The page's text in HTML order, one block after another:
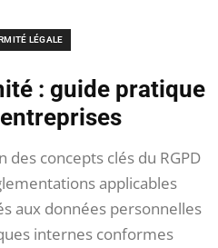
LÉGALE
: guide pratique
des concepts clés du RGPD
applicables
aux données personnelles
internes conformes